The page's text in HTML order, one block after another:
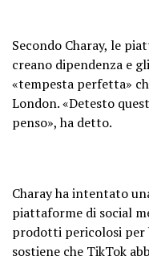
Secondo Charay, le
creano dipendenza e
«tempesta perfetta»
London. «Detesto
penso», ha detto.
Charay ha intentato
piattaforme di social
prodotti pericolosi per
sostiene che TikTok